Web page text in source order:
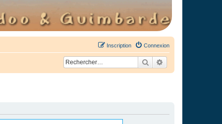
Connexion
Inscription
Rechercher